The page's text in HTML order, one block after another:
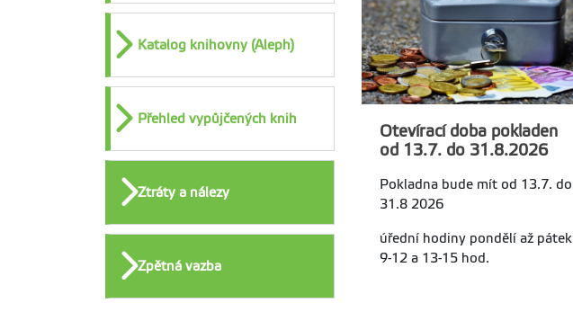
Katalog knihovny (Aleph)
Přehled vypůjčených knih
Ztráty a nálezy
Zpětná vazba
Otevírací doba pokladen
od 13.7. do 31.8.2026
Pokladna bude mít od 13.7. do
31.8 2026
úřední hodiny pondělí až pátek
9-12 a 13-15 hod.